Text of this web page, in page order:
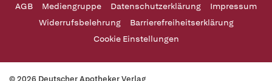
AGB Mediengruppe Datenschutzerklärung
Impressum
Widerrufsbelehrung
Barrierefreiheitserklärung
Cookie Einstellungen